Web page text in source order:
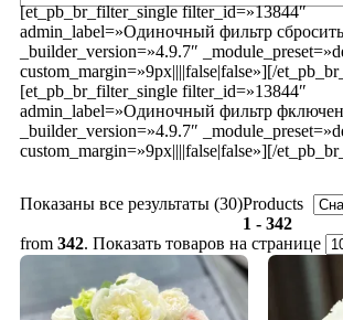
[et_pb_br_filter_single filter_id=»13844″
admin_label=»Одиночный фильтр
_builder_version=»4.9.7″
custom_margin=»9px||||false|false»][/
[et_pb_br_filter_single filter_id=»13844″
admin_label=»Одиночный фильтр
_builder_version=»4.9.7″
custom_margin=»9px||||false|false»][/
Показаны все результаты (30)Сортировка:
самые
недавние
Products
1 - 342
from 342. Показать товаров на странице